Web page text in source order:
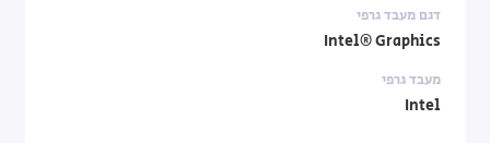
דגם מעבד גרפי
Intel® Graphics
מעבד גרפי
Intel